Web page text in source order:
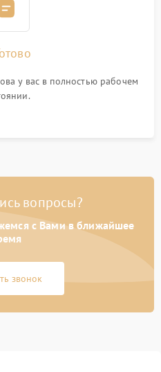
у вас в полностью рабочем
вопросы?
с Вами в ближайшее
звонок